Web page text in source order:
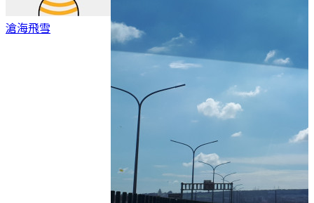
滄海飛雪